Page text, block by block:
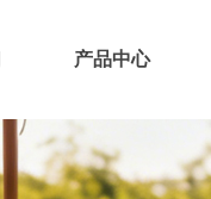
产品中心